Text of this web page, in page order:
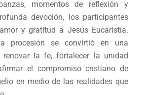
momentos de reflexión y
devoción, los participantes
y gratitud a Jesús Eucaristía.
procesión se convirtió en una
renovar la fe, fortalecer la unidad
el compromiso cristiano de
en medio de las realidades que